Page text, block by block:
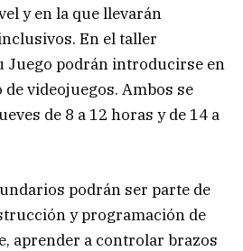
y en la que llevarán
En el taller
Juego podrán introducirse en
videojuegos. Ambos se
de 8 a 12 horas y de 14 a
podrán ser parte de
y programación de
aprender a controlar brazos